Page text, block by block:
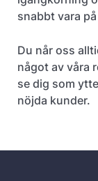
snabbt vara
Du når oss
något av våra
se dig som
nöjda kunder.